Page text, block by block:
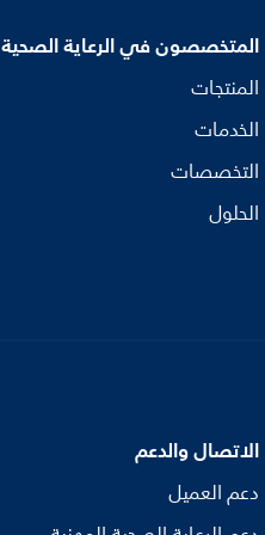
المتخصصون في الرعاية الصحية
المنتجات
الخدمات
التخصصات
الحلول
الاتصال والدعم
دعم العميل